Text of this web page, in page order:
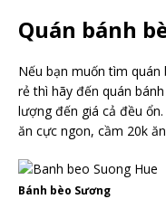
Quán bánh
Nếu bạn muốn tìm
rẻ thì hãy đến quán
lượng đến giá cả đều
ăn cực ngon, cầm 20k
Bánh bèo Sương